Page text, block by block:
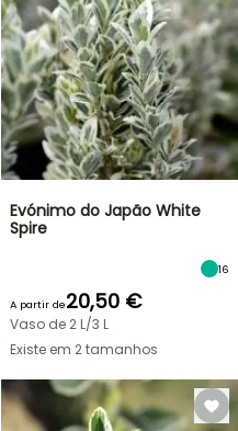
Evónimo do Japão White
Spire
16
A partir de20,50 €
Vaso de 2 L/3 L
Existe em 2 tamanhos